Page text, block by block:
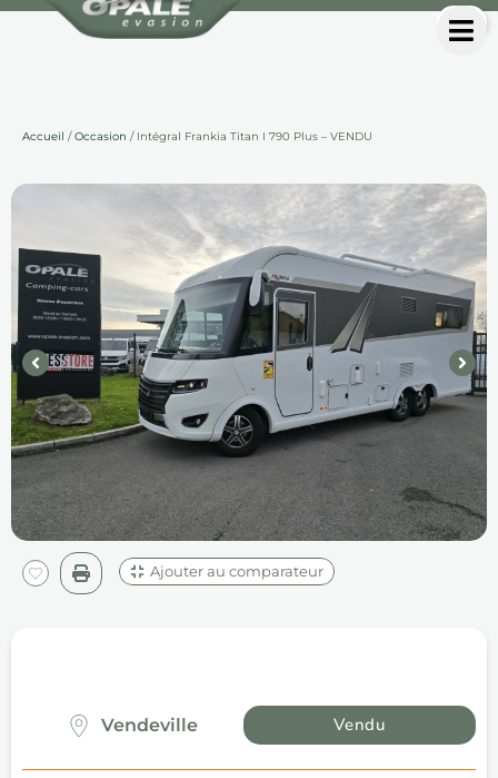
Accueil /Occasion / Intégral Frankia Titan I 790 Plus – VENDU
Ajouter au comparateur
Vendeville Vendu